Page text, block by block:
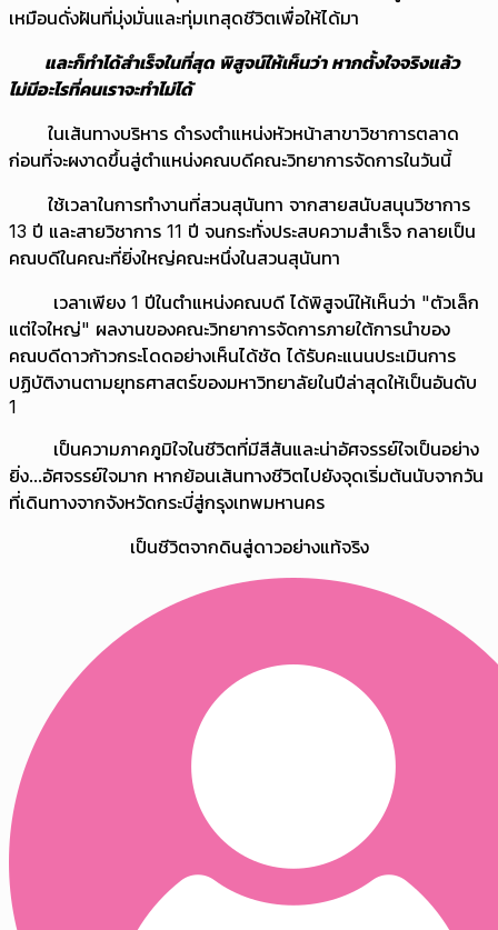
เหมือนดั่งฝันที่มุ่งมั่นและทุ่มเทสุดชีวิตเพื่อให้ได้มา
และก็ทำได้สำเร็จในที่สุด พิสูจน์ให้เห็นว่า หากตั้งใจจริงแล้ว
ไม่มีอะไรที่คนเราจะทำไม่ได้
ในเส้นทางบริหาร ดำรงตำแหน่งหัวหน้าสาขาวิชาการตลาด
ก่อนที่จะผงาดขึ้นสู่ตำแหน่งคณบดีคณะวิทยาการจัดการในวันนี้
ใช้เวลาในการทำงานที่สวนสุนันทา จากสายสนับสนุนวิชาการ
13 ปี และสายวิชาการ 11 ปี จนกระทั่งประสบความสำเร็จ กลายเป็น
คณบดีในคณะที่ยิ่งใหญ่คณะหนึ่งในสวนสุนันทา
เวลาเพียง 1 ปีในตำแหน่งคณบดี ได้พิสูจน์ให้เห็นว่า "ตัวเล็ก
แต่ใจใหญ่" ผลงานของคณะวิทยาการจัดการภายใต้การนำของ
คณบดีดาวก้าวกระโดดอย่างเห็นได้ชัด ได้รับคะแนนประเมินการ
ปฏิบัติงานตามยุทธศาสตร์ของมหาวิทยาลัยในปีล่าสุดให้เป็นอันดับ
1
เป็นความภาคภูมิใจในชีวิตที่มีสีสันและน่าอัศจรรย์ใจเป็นอย่าง
ยิ่ง...อัศจรรย์ใจมาก หากย้อนเส้นทางชีวิตไปยังจุดเริ่มต้นนับจากวัน
ที่เดินทางจากจังหวัดกระบี่สู่กรุงเทพมหานคร
เป็นชีวิตจากดินสู่ดาวอย่างแท้จริง